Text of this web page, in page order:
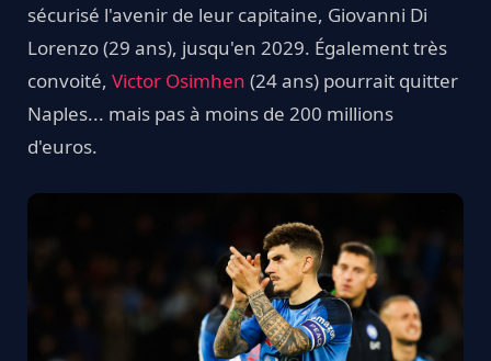
sécurisé l'avenir de leur capitaine, Giovanni Di
Lorenzo (29 ans), jusqu'en 2029. Également très
convoité, Victor Osimhen (24 ans) pourrait quitter
Naples... mais pas à moins de 200 millions
d'euros.